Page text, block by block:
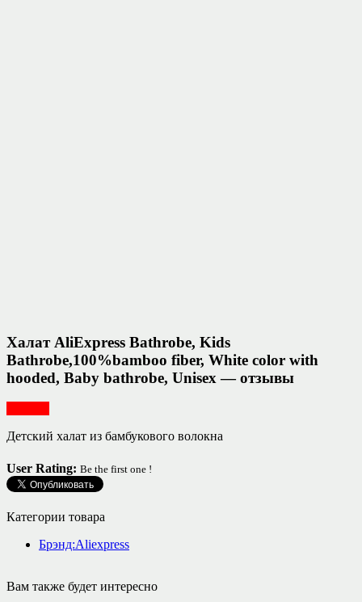
Халат AliExpress Bathrobe, Kids
Bathrobe,100%bamboo fiber, White color with
hooded, Baby bathrobe, Unisex — отзывы
Детский халат из бамбукового волокна
User Rating: Be the first one !
Категории товара
Брэнд:Aliexpress
Вам также будет интересно